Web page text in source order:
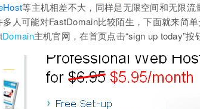
等主机相差不大，同样是无限空间和无限
人可能对FastDomain比较陌生，下面就来简
Domain主机官网，在首页点击“sign up today”